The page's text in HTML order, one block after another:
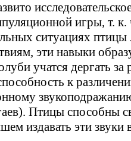
игры, т. к.
ситуациях
эти навыки
учатся дергать
к
Птицы способны
издавать эти